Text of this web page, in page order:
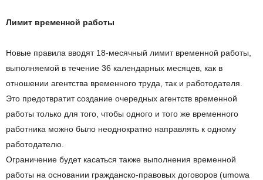
Лимит временной работы
Новые правила вводят 18-месячный лимит временной работы,
выполняемой в течение 36 календарных месяцев, как в
отношении агентства временного труда, так и работодателя.
Это предотвратит создание очередных агентств временной
работы только для того, чтобы одного и того же временного
работника можно было неоднократно направлять к одному
работодателю.
Ограничение будет касаться также выполнения временной
работы на основании гражданско-правовых договоров (umowa